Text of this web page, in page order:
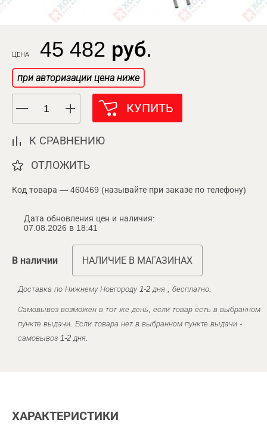
ЦЕНА 45 482 руб.
при авторизации цена ниже
КУПИТЬ
К СРАВНЕНИЮ
ОТЛОЖИТЬ
Код товара — 460469 (называйте при заказе по телефону)
Дата обновления цен и наличия:
07.08.2026 в 18:41
В наличии НАЛИЧИЕ В МАГАЗИНАХ
Доставка по Нижнему Новгороду 1-2 дня , бесплатно.
Самовывоз возможен в тот же день, если товар есть в выбранном
пункте выдачи. Если товара нет в выбранном пункте выдачи -
самовывоз 1-2 дня.
ХАРАКТЕРИСТИКИ